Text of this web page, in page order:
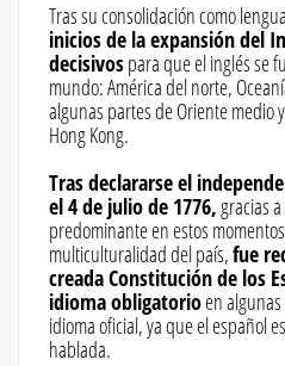
Tras su consolidación como
inicios de la expansión del
decisivospara que el inglés se
mundo: América del norte,
algunas partes de Oriente medio
Hong Kong.
Tras declararse el
el 4 de julio de 1776,gracias
predominante en estos
multiculturalidad del país,fue
creada Constitución de los
idioma obligatorioen
idioma oficial, ya que el español
hablada.